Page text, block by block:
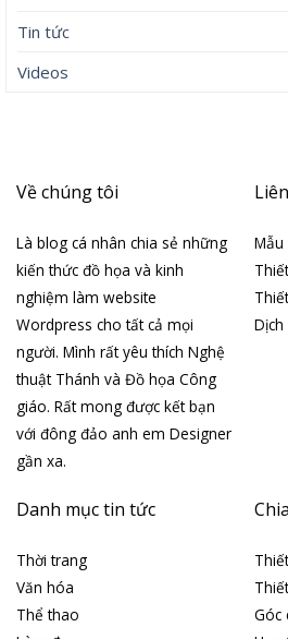
Tin tức
Videos
Về chúng tôi
Là blog cá nhân chia sẻ những
kiến thức đồ họa và kinh
nghiệm làm website
Wordpress cho tất cả mọi
người. Mình rất yêu thích Nghệ
thuật Thánh và Đồ họa Công
giáo. Rất mong được kết bạn
với đông đảo anh em Designer
gần xa.
Danh mục tin tức
Thời trang
Văn hóa
Thể thao
Góc